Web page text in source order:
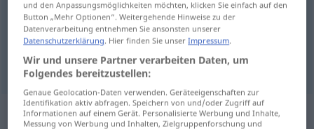
nachlässig desidioso(≈ negligente)
träge desidioso (≈ inerte)
Synonyme für "desidioso"
und den Anpassungsmöglichkeiten möchten, klicken Sie einfach auf den
Button „Mehr Optionen“. Weitergehende Hinweise zu der
Datenverarbeitung entnehmen Sie ansonsten unserer
Datenschutzerklärung . Hier finden Sie unserImpressum
Wir und unsere Partner verarbeiten Daten, um
Folgendes bereitzustellen:
Genaue Geolocation-Daten verwenden. Geräteeigenschaften zur
Identifikation aktiv abfragen. Speichern von und/oder Zugriff auf
Informationen auf einem Gerät. Personalisierte Werbung und Inhalte,
Messung von Werbung und Inhalten, Zielgruppenforschung und